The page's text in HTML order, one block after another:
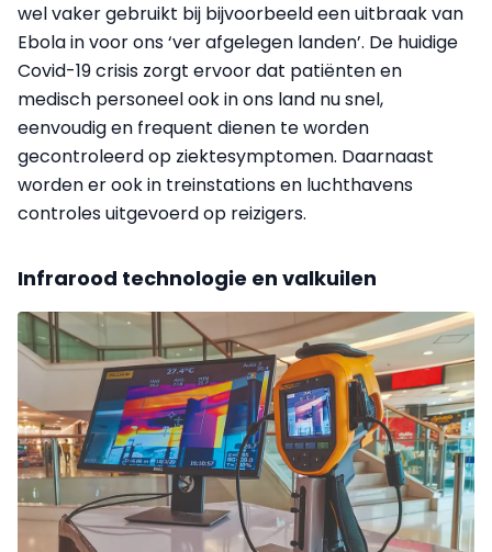
wel vaker gebruikt bij bijvoorbeeld een uitbraak van
Ebola in voor ons ‘ver afgelegen landen’. De huidige
Covid-19 crisis zorgt ervoor dat patiënten en
medisch personeel ook in ons land nu snel,
eenvoudig en frequent dienen te worden
gecontroleerd op ziektesymptomen. Daarnaast
worden er ook in treinstations en luchthavens
controles uitgevoerd op reizigers.
Infrarood technologie en valkuilen